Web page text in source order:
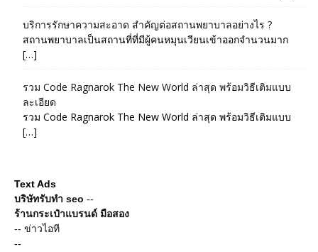
บริการรักษาความสะอาด สำคัญต่อสถานพยาบาลอย่างไร ?
สถานพยาบาลเป็นสถานที่ที่มีผู้คนหมุนเวียนเข้าออกจำนวนมาก
[…]
รวม Code Ragnarok The New World ล่าสุด พร้อมวิธีเติมแบบ
ละเอียด
รวม Code Ragnarok The New World ล่าสุด พร้อมวิธีเติมแบบ
[…]
Text Ads
บริษัทรับทำ seo --
ร้านกระเป๋าแบรนด์ มือสอง
-- ข่าวไอที
--